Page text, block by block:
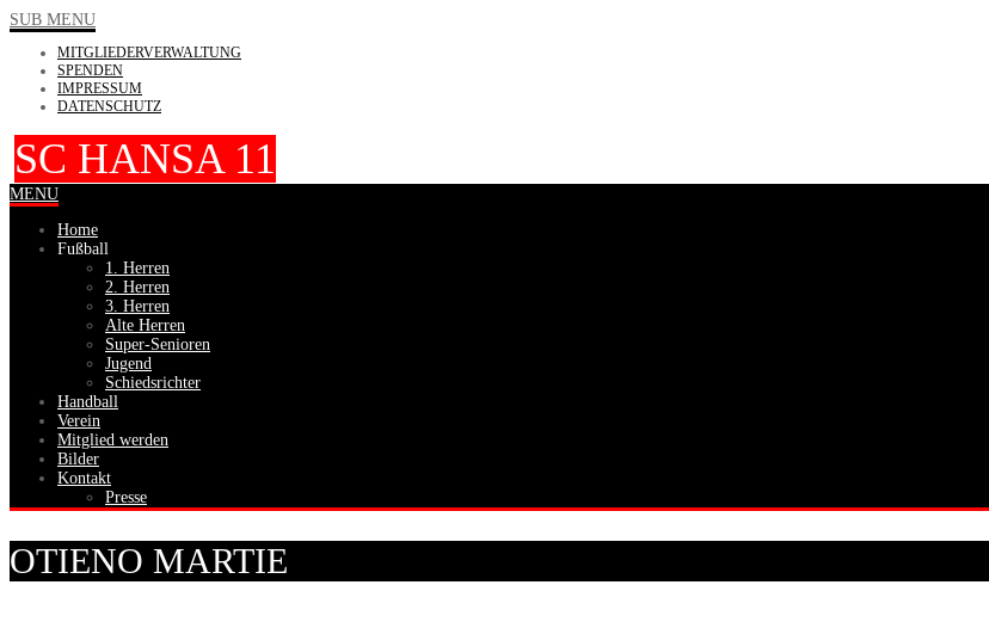
SUB MENU
MITGLIEDERVERWALTUNG
SPENDEN
IMPRESSUM
DATENSCHUTZ
SC HANSA 11
MENU
Home
Fußball
1. Herren
2. Herren
3. Herren
Alte Herren
Super-Senioren
Jugend
Schiedsrichter
Handball
Verein
Mitglied werden
Bilder
Kontakt
Presse
OTIENO MARTIE